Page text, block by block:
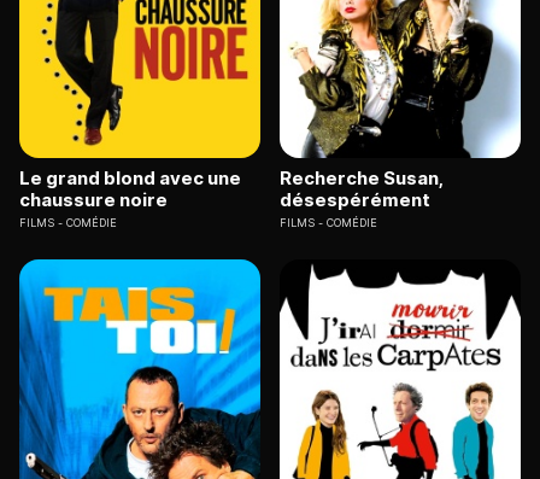
Le grand blond avec une
chaussure noire
FILMS COMÉDIE
Recherche Susan,
désespérément
FILMS COMÉDIE